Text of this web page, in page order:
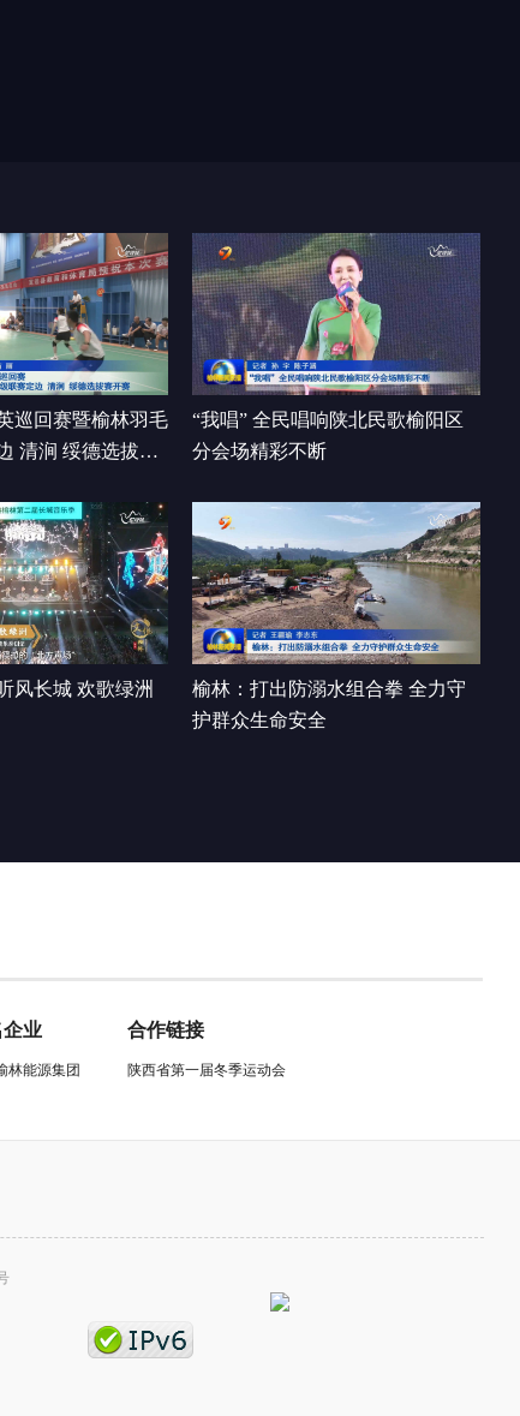
00:02:09
夜游驼城添新景
00:17:36
榆林新闻联播 2026-02-14
巡回赛暨榆林羽毛
清涧 绥德选拔赛
“我唱” 全民唱响陕北民歌榆阳区
分会场精彩不断
风长城 欢歌绿洲
榆林：打出防溺水组合拳 全力守
护群众生命安全
业
林能源集团
合作链接
陕西省第一届冬季运动会